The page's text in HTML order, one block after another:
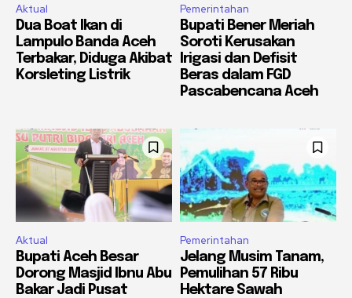
Aktual
Dua Boat Ikan di
Lampulo Banda Aceh
Terbakar, Diduga Akibat
Korsleting Listrik
Pemerintahan
Bupati Bener Meriah
Soroti Kerusakan
Irigasi dan Defisit
Beras dalam FGD
Pascabencana Aceh
Aktual
Bupati Aceh Besar
Dorong Masjid Ibnu Abu
Bakar Jadi Pusat
Pemerintahan
Jelang Musim Tanam,
Pemulihan 57 Ribu
Hektare Sawah